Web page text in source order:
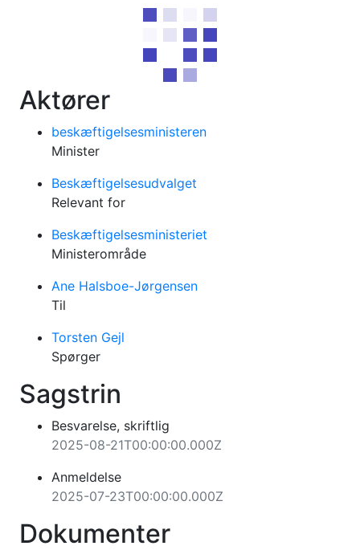
Aktører
beskæftigelsesministeren
Minister
Beskæftigelsesudvalget
Relevant for
Beskæftigelsesministeriet
Ministerområde
Ane Halsboe-Jørgensen
Til
Torsten Gejl
Spørger
Sagstrin
Besvarelse, skriftlig
2025-08-21T00:00:00.000Z
Anmeldelse
2025-07-23T00:00:00.000Z
Dokumenter